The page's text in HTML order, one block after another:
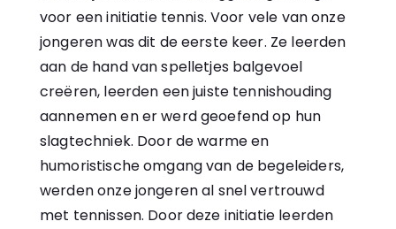
voor een initiatie tennis. Voor vele van onze
jongeren was dit de eerste keer. Ze leerden
aan de hand van spelletjes balgevoel
creëren, leerden een juiste tennishouding
aannemen en er werd geoefend op hun
slagtechniek. Door de warme en
humoristische omgang van de begeleiders,
werden onze jongeren al snel vertrouwd
met tennissen. Door deze initiatie leerden